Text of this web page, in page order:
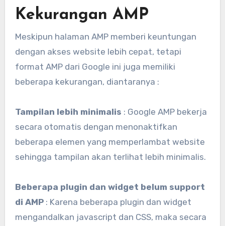
Kekurangan AMP
Meskipun halaman AMP memberi keuntungan
dengan akses website lebih cepat, tetapi
format AMP dari Google ini juga memiliki
beberapa kekurangan, diantaranya :
Tampilan lebih minimalis : Google AMP bekerja
secara otomatis dengan menonaktifkan
beberapa elemen yang memperlambat website
sehingga tampilan akan terlihat lebih minimalis.
Beberapa plugin dan widget belum support
di AMP: Karena beberapa plugin dan widget
mengandalkan javascript dan CSS, maka secara